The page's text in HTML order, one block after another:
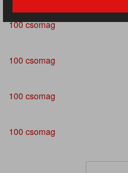
100 csomag
100 csomag
100 csomag
100 csomag